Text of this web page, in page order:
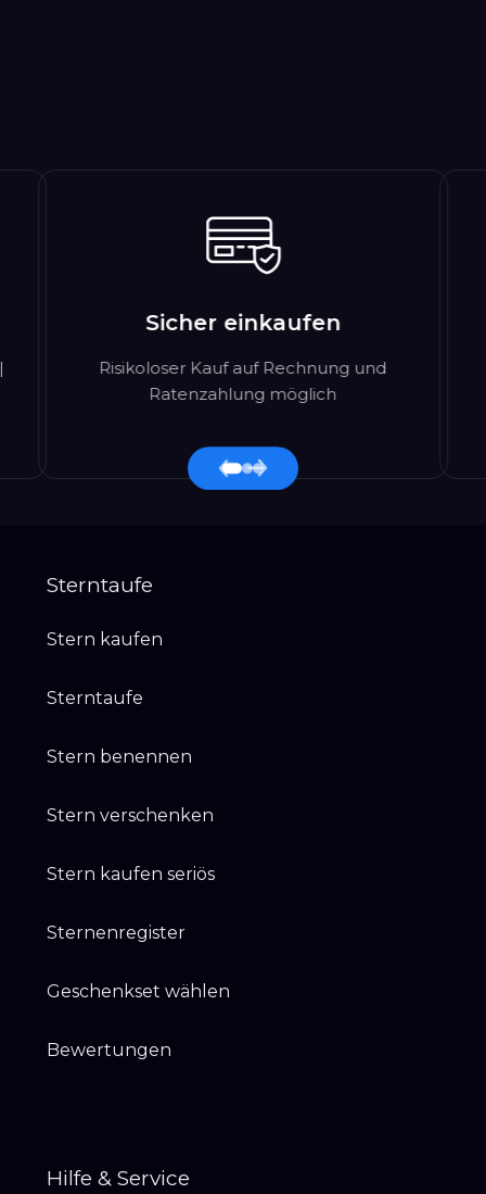
Sicher einkaufen
Risikoloser Kauf auf Rechnung und
Ratenzahlung möglich
Sterntaufe
Stern kaufen
Sterntaufe
Stern benennen
Stern verschenken
Stern kaufen seriös
Sternenregister
Geschenkset wählen
Bewertungen
Hilfe & Service